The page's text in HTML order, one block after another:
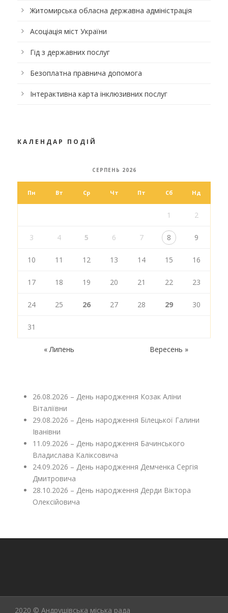
Житомирська обласна державна адміністрація
Асоціація міст України
Гід з державних послуг
Безоплатна правнича допомога
Інтерактивна карта інклюзивних послуг
КАЛЕНДАР ПОДІЙ
СЕРПЕНЬ 2026
Пн Вт Ср Чт Пт Сб Нд
1 2
3 4 5 6 7 8 9
10 11 12 13 14 15 16
17 18 19 20 21 22 23
24 25 26 27 28 29 30
31
« Липень Вересень »
26.08.2026 – День народження Козак Аліни
Віталіївни
29.08.2026 – День народження Білецької Галини
Іванівни
11.09.2026 – День народження Бачинського
Владислава Каліксовича
24.09.2026 – День народження Демченка Сергія
Дмитровича
28.10.2026 – День народження Дерди Віктора
Олексійовича
2020 © Андрушівська міська рада